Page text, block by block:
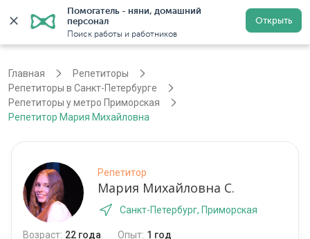
Помогатель - няни, домашний
персонал
Поиск работы и работников
Открыть
Санкт-Петербург Регистрация
Главная
Репетиторы
Репетиторы в Санкт-Петербурге
Репетиторы у метро Приморская
Репетитор Мария Михайловна
Репетитор
Мария Михайловна С.
Санкт-Петербург, Приморская
Возраст: 22 года Опыт: 1 год